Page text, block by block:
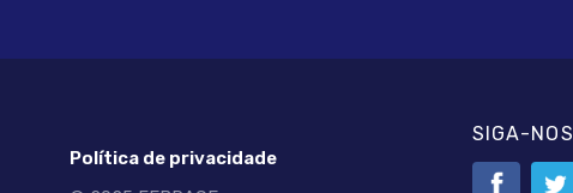
Política de privacidade
SIGA-
Facebook